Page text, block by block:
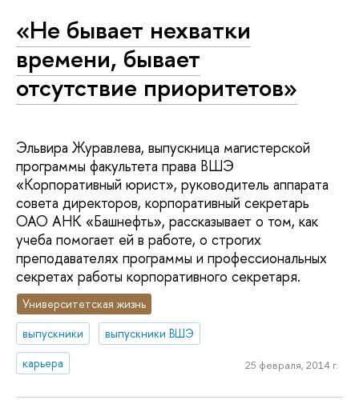
«Не бывает нехватки
времени, бывает
отсутствие приоритетов»
Эльвира Журавлева, выпускница магистерской
программы факультета права ВШЭ
«Корпоративный юрист», руководитель аппарата
совета директоров, корпоративный секретарь
ОАО АНК «Башнефть», рассказывает о том, как
учеба помогает ей в работе, о строгих
преподавателях программы и профессиональных
секретах работы корпоративного секретаря.
Университетская жизнь
выпускники
выпускники ВШЭ
карьера
25 февраля, 2014 г.